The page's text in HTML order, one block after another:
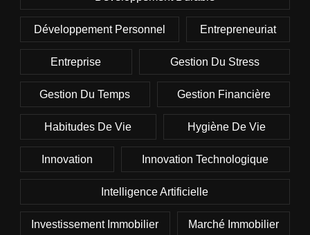
Développement Personnel Entrepreneuriat
Entreprise Gestion Du Stress
Gestion Du Temps Gestion Financière
Habitudes De Vie Hygiène De Vie
Innovation Innovation Technologique
Intelligence Artificielle
Investissement Immobilier Marché Immobilier